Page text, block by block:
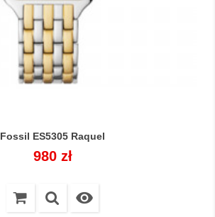
Fossil ES5305 Raquel
Cena
980 zł
